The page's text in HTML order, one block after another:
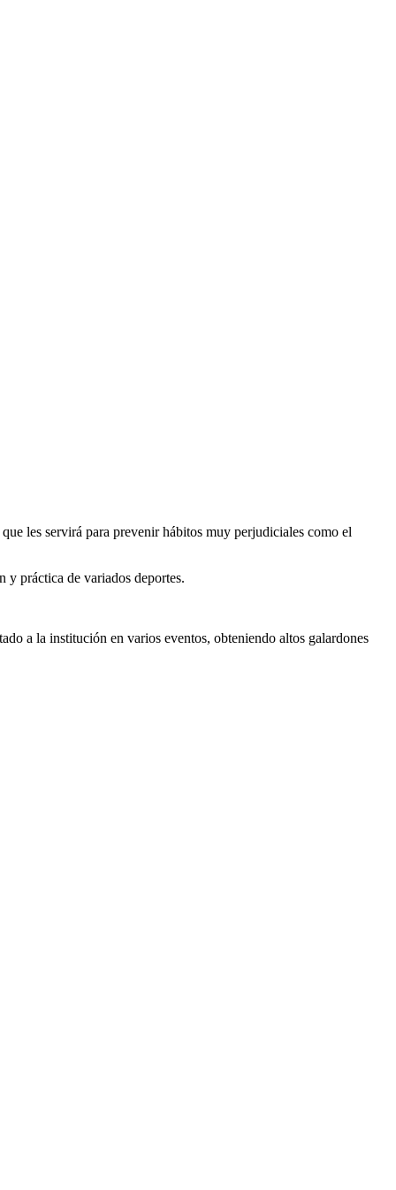
les servirá para prevenir hábitos muy perjudiciales como el
y práctica de variados deportes.
a la institución en varios eventos, obteniendo altos galardones